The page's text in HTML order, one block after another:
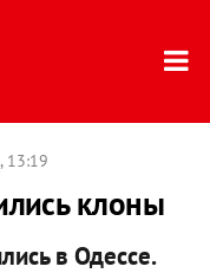
, 13:19
клоны
в Одессе.